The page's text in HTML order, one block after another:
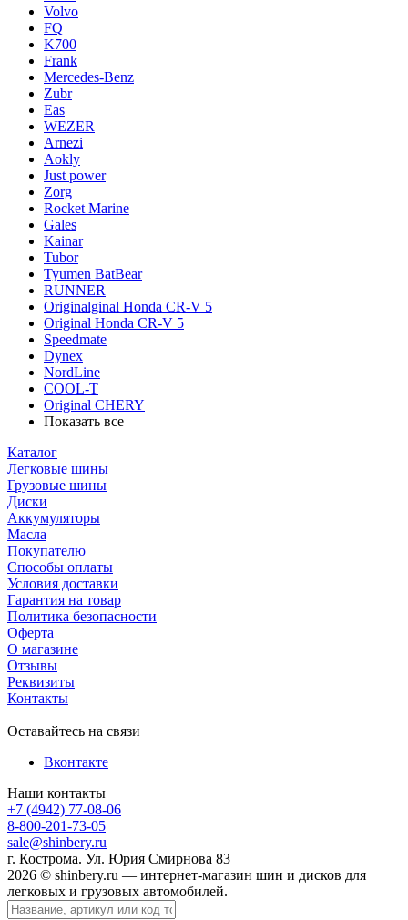
Volvo
FQ
K700
Frank
Mercedes-Benz
Zubr
Eas
WEZER
Arnezi
Aokly
Just power
Zorg
Rocket Marine
Gales
Kainar
Tubor
Tyumen BatBear
RUNNER
Originalginal Honda CR-V 5
Original Honda CR-V 5
Speedmate
Dynex
NordLine
COOL-T
Original СHERY
Показать все
Каталог
Легковые шины
Грузовые шины
Диски
Аккумуляторы
Масла
Покупателю
Способы оплаты
Условия доставки
Гарантия на товар
Политика безопасности
Оферта
О магазине
Отзывы
Реквизиты
Контакты
Оставайтесь на связи
Вконтакте
Наши контакты
+7 (4942) 77-08-06
8-800-201-73-05
sale@shinbery.ru
г. Кострома. Ул. Юрия Смирнова 83
2026 © shinbery.ru — интернет-магазин шин и дисков для
легковых и грузовых автомобилей.